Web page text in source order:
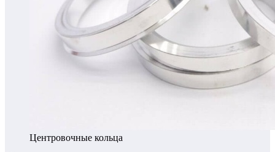
Центровочные кольца